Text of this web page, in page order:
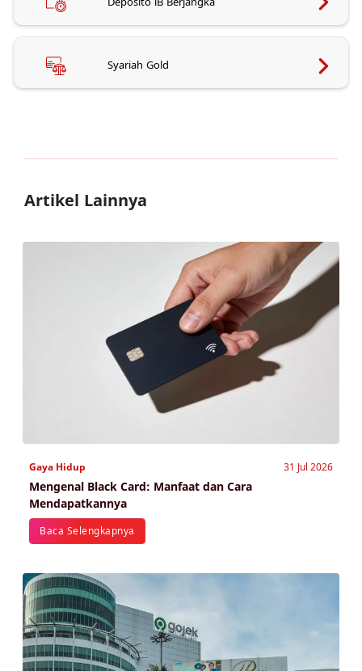
Syariah Gold
Artikel Lainnya
Gaya Hidup 31 Jul 2026
Mengenal Black Card: Manfaat dan Cara
Mendapatkannya
Baca Selengkapnya